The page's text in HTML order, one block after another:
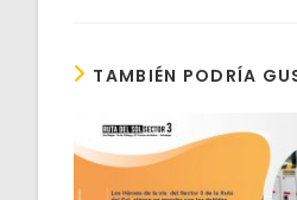
TAMBIÉN PODRÍA